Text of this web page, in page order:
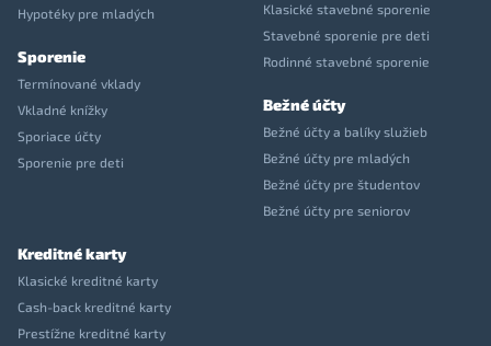
Hypotéky pre mladých
Sporenie
Termínované vklady
Vkladné knížky
Sporiace účty
Sporenie pre deti
Klasické stavebné sporenie
Stavebné sporenie pre deti
Rodinné stavebné sporenie
Bežné účty
Bežné účty a balíky služieb
Bežné účty pre mladých
Bežné účty pre študentov
Bežné účty pre seniorov
Kreditné karty
Klasické kreditné karty
Cash-back kreditné karty
Prestížne kreditné karty